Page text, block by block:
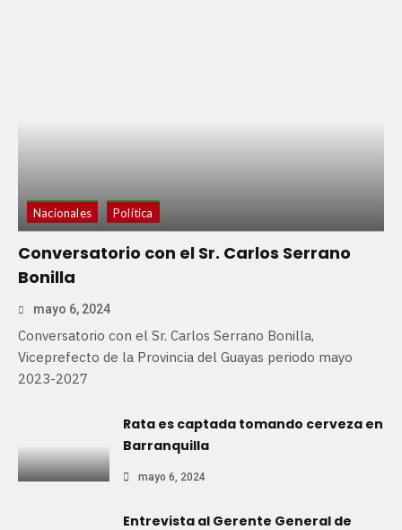
Nacionales Política
Conversatorio con el Sr. Carlos Serrano
Bonilla
mayo 6, 2024
Conversatorio con el Sr. Carlos Serrano Bonilla,
Viceprefecto de la Provincia del Guayas periodo mayo
2023-2027
Rata es captada tomando cerveza en
Barranquilla
mayo 6, 2024
Entrevista al Gerente General de